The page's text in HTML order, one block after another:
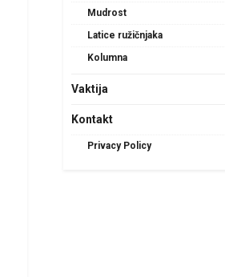
Mudrost
Latice ružičnjaka
Kolumna
Vaktija
Kontakt
Privacy Policy